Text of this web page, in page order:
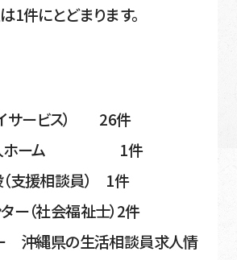
1件にとどまります。
サービス） 26件
人ホーム 1件
支援相談員） 1件
ー（社会福祉士）2件
沖縄県の生活相談員求人情